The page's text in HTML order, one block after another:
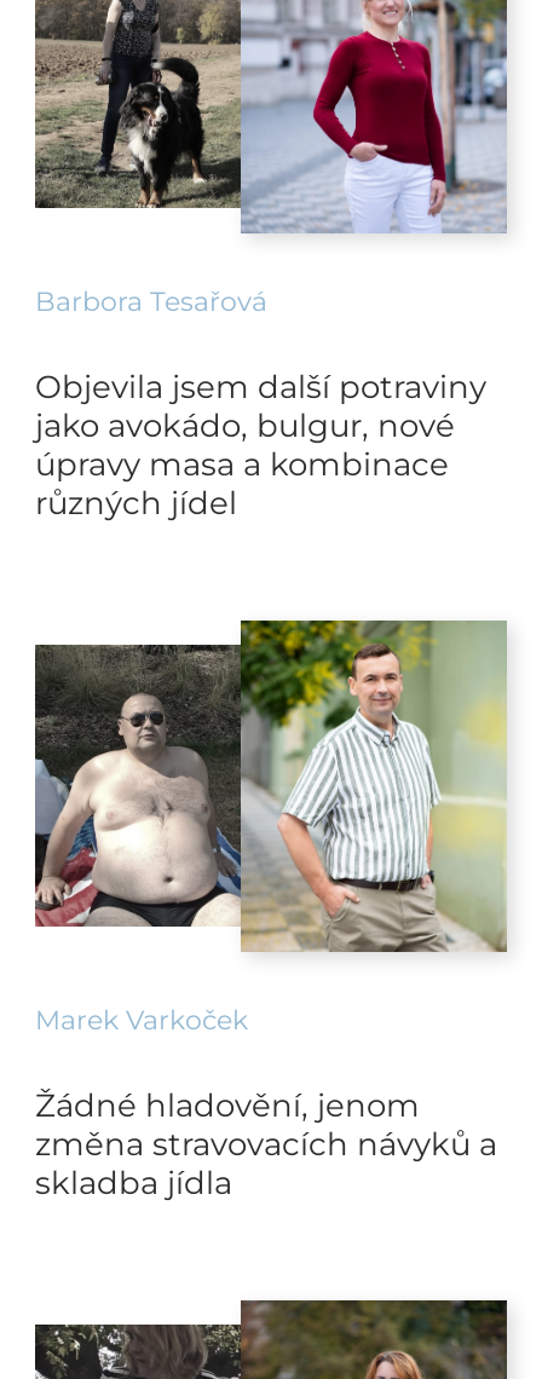
Barbora Tesařová
Objevila jsem další potraviny
jako avokádo, bulgur, nové
úpravy masa a kombinace
různých jídel
Marek Varkoček
Žádné hladovění, jenom
změna stravovacích návyků a
skladba jídla